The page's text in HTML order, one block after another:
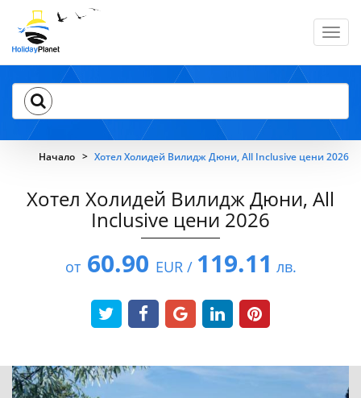
Начало Хотел Холидей Вилидж Дюни, All Inclusive цени 2026
Хотел Холидей Вилидж Дюни, All
Inclusive цени 2026
от60.90 EUR / 119.11 лв.